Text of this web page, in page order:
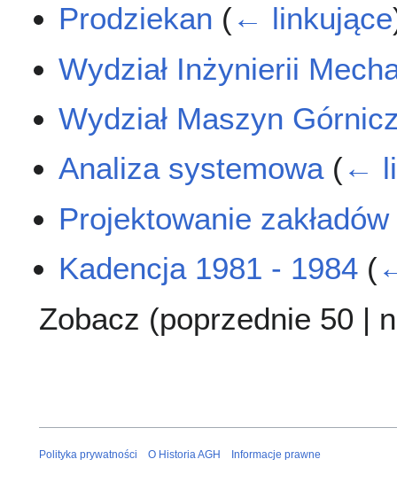
Prodziekan (← linkujące
Wydział Inżynierii
Wydział Maszyn
Analiza systemowa (←
Projektowanie
Kadencja 1981 - 1984 (
Zobacz (poprzednie 50 |
Polityka prywatności O Historia AGH Informacje prawne